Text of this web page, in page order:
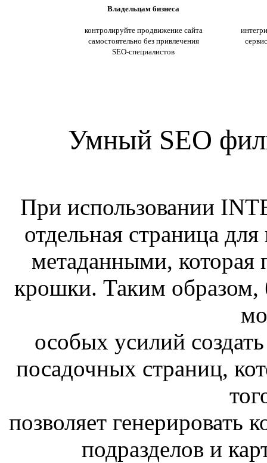
Владельцам бизнеса
контролируйте продвижение сайта
самостоятельно без привлечения
SEO-специалистов
Умный SEO
При использовании
отдельная страница
метаданными, которая
крошки. Таким образом,
особых усилий
посадочных страниц,
позволяет генерировать
подразделов и